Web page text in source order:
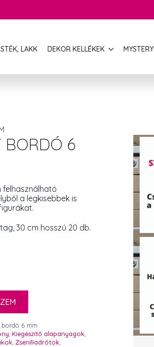
LAKK DEKOR KELLÉKEK
BORDÓ 6
felhasználható
a legkisebbek is
30 cm hosszú 20 db.
bordó 6 mm
, Kiegészítő alapanyagok,
, Zseníliadrótok,